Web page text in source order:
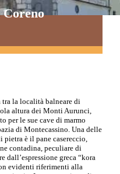
Coreno
tra la località balneare di
altura dei Monti Aurunci,
per le sue cave di marmo
di Montecassino. Una delle
è il pane casereccio,
contadina, peculiare di
dall’espressione greca “kora
evidenti riferimenti alla